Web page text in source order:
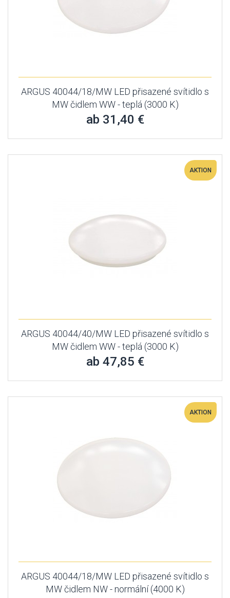
ARGUS 40044/18/MW LED přisazené svítidlo s
MW čidlem WW - teplá (3000 K)
ab 31,40 €
AKTION
ARGUS 40044/40/MW LED přisazené svítidlo s
MW čidlem WW - teplá (3000 K)
ab 47,85 €
AKTION
ARGUS 40044/18/MW LED přisazené svítidlo s
MW čidlem NW - normální (4000 K)